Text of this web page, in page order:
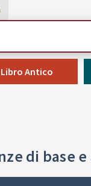
Libro Antico
di base